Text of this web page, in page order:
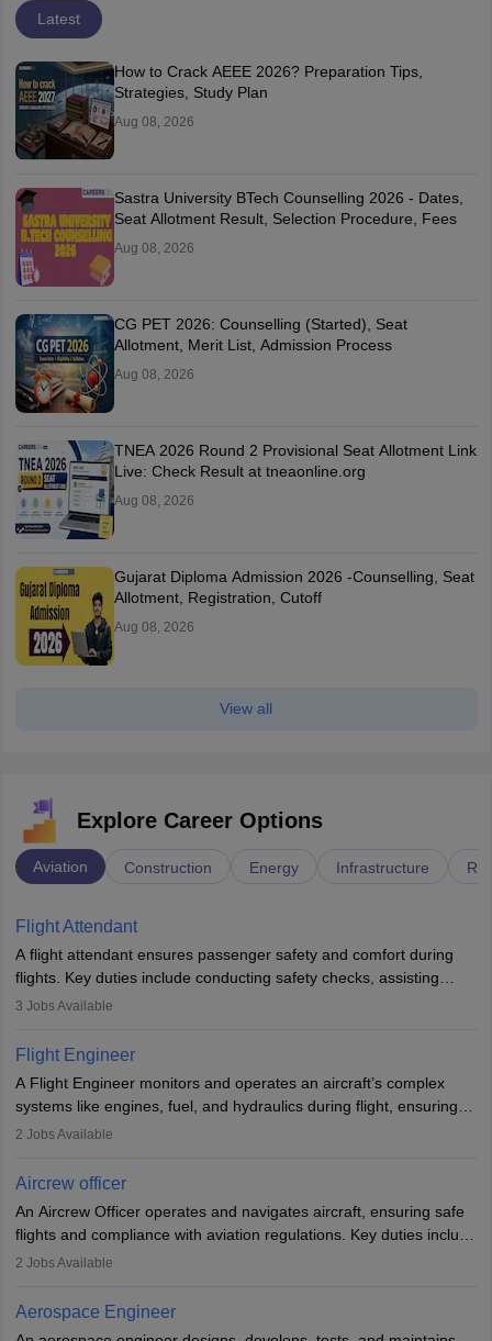
Latest
How to Crack AEEE 2026? Preparation Tips,
Strategies, Study Plan
Aug 08, 2026
Sastra University BTech Counselling 2026 - Dates,
Seat Allotment Result, Selection Procedure, Fees
Aug 08, 2026
CG PET 2026: Counselling (Started), Seat
Allotment, Merit List, Admission Process
Aug 08, 2026
TNEA 2026 Round 2 Provisional Seat Allotment Link
Live: Check Result at tneaonline.org
Aug 08, 2026
Gujarat Diploma Admission 2026 -Counselling, Seat
Allotment, Registration, Cutoff
Aug 08, 2026
View all
Explore Career Options
Aviation Construction Energy Infrastructure
Flight Attendant
A flight attendant ensures passenger safety and comfort during
flights. Key duties include conducting safety checks, assisting
passengers, serving food and drinks, and managing emergencies.
service. A high school diploma is typically required, followed by
rigorous training to qualify for the role.
3 Jobs Available
Flight Engineer
A Flight Engineer monitors and operates an aircraft’s complex
systems like engines, fuel, and hydraulics during flight, ensuring
optimal performance and safety. They assist pilots with technical
requires strong technical knowledge, problem-solving, and
or aerospace engineering and specialised certification.
2 Jobs Available
Aircrew officer
An Aircrew Officer operates and navigates aircraft, ensuring safe
flights and compliance with aviation regulations. Key duties include
managing flight systems, conducting pre- and post-flight checks,
working five days a week, with around 120 flight hours monthly.
Employment may be contractual or permanent, depending on the
2 Jobs Available
Aerospace Engineer